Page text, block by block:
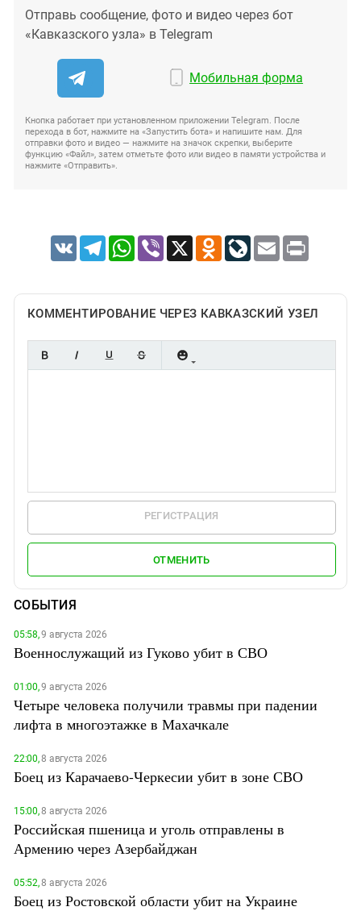
Отправь сообщение, фото и видео через бот
«Кавказского узла» в Telegram
Мобильная форма
Кнопка работает при установленном приложении Telegram. После
перехода в бот, нажмите на «Запустить бота» и напишите нам. Для
отправки фото и видео — нажмите на значок скрепки, выберите
функцию «Файл», затем отметьте фото или видео в памяти устройства и
нажмите «Отправить».
VK TelegramWhatsApp
Viber X Odnoklassniki
LiveJournal
Email Print
КОММЕНТИРОВАНИЕ ЧЕРЕЗ КАВКАЗСКИЙ УЗЕЛ
РЕГИСТРАЦИЯ
ОТМЕНИТЬ
СОБЫТИЯ
05:58,9 августа 2026
Военнослужащий из Гуково убит в СВО
01:00,9 августа 2026
Четыре человека получили травмы при падении
лифта в многоэтажке в Махачкале
22:00,8 августа 2026
Боец из Карачаево-Черкесии убит в зоне СВО
15:00,8 августа 2026
Российская пшеница и уголь отправлены в
Армению через Азербайджан
05:52,8 августа 2026
Боец из Ростовской области убит на Украине